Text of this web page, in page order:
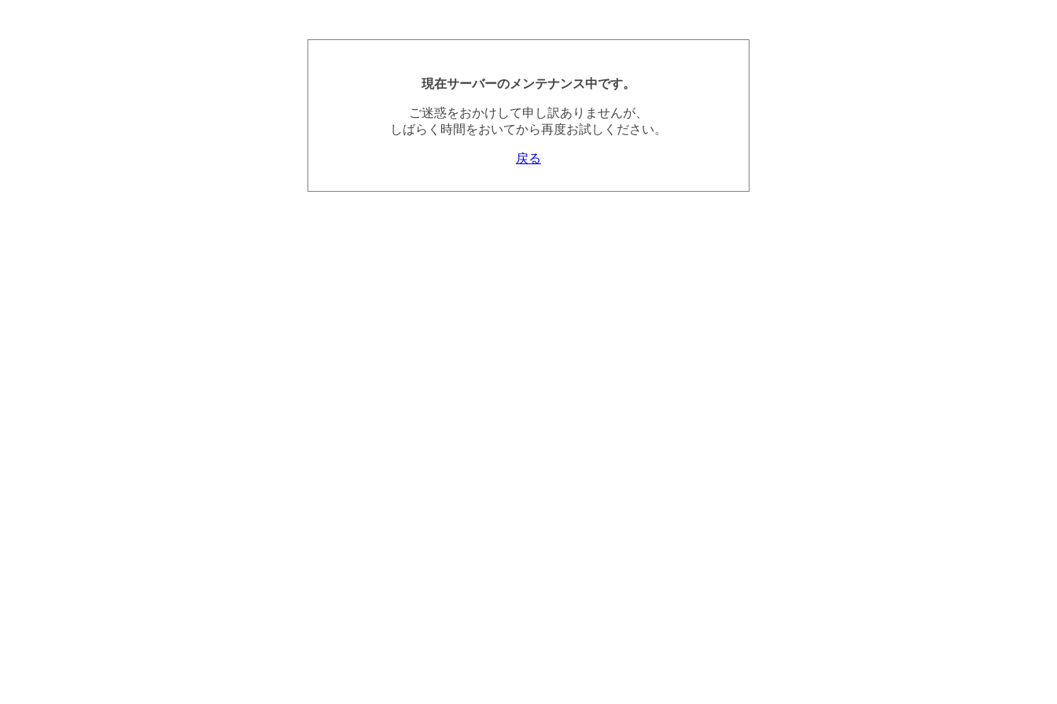
現在サーバーのメンテナンス中です。
ご迷惑をおかけして申し訳ありませんが、
しばらく時間をおいてから再度お試しください。
戻る